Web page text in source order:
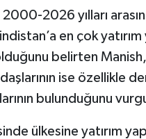
2000-2026 yılları
en çok yatırım
belirten Manish,
ise özellikle
bulunduğunu
ülkesine yatırım